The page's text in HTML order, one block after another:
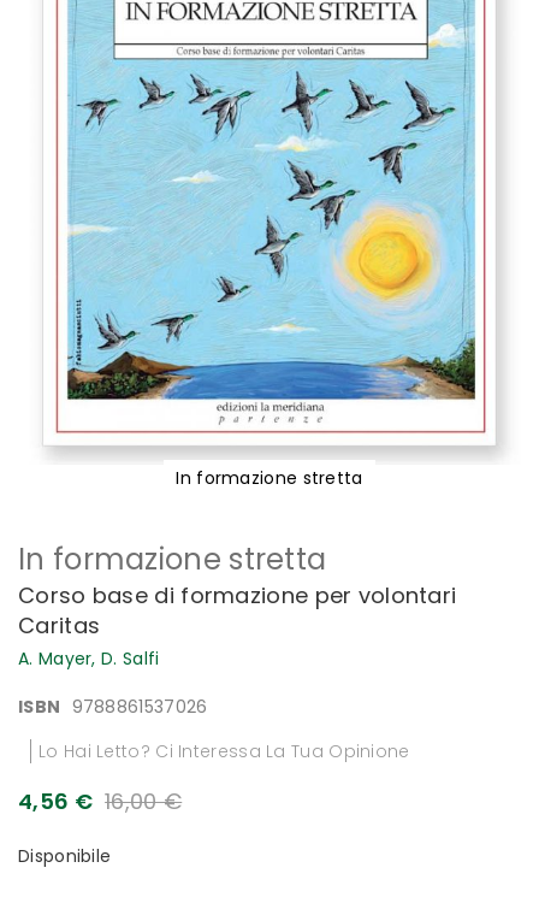
In formazione stretta
Corso base di formazione per volontari
Caritas
A. Mayer, D. Salfi
ISBN 9788861537026
Lo Hai Letto? Ci Interessa La Tua Opinione
4,56 € 16,00 €
Disponibile
In formazione stretta
all'inizio
galleria
di
immagini